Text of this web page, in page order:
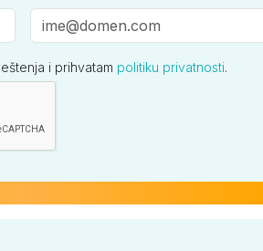
i prihvatam politiku privatnosti.